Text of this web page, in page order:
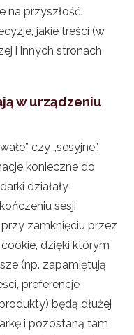
na przyszłość.
jakie treści (w
i innych stronach
w urządzeniu
czy „sesyjne”.
konieczne do
działały
sesji
zamknięciu przez
cookie, dzięki którym
(np. zapamiętują
preferencje
będą dłużej
i pozostaną tam